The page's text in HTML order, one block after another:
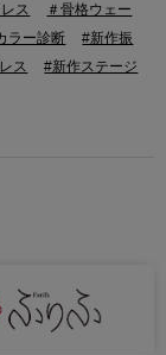
ス
＃骨格ウェー
ラー診断
#新作振
ス
#新作ステージ